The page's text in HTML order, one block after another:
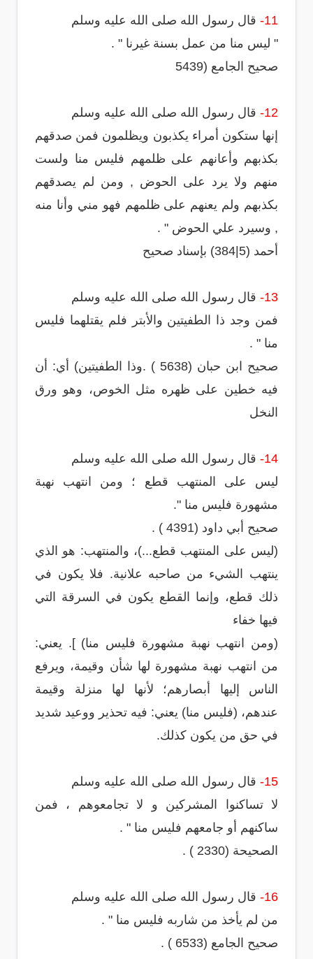
11-
قال رسول الله صلى الله عليه وسلم
" ليس منا من عمل بسنة غيرنا " .
صحيح الجامع (5439
12-
قال رسول الله صلى الله عليه وسلم
إنها ستكون أمراء يكذبون ويظلمون فمن صدقهم
بكذبهم وأعانهم على ظلمهم فليس منا ولست
منهم ولا يرد على الحوض , ومن لم يصدقهم
بكذبهم ولم يعنهم على ظلمهم فهو مني وأنا منه
, وسيرد علي الحوض " .
أحمد (5|384) بإسناد صحيح
13-
قال رسول الله صلى الله عليه وسلم
فمن وجد ذا الطفيتين والأبتر فلم يقتلهما فليس
منا " .
صحيح ابن حبان (5638 ) .وذا الطفيتين) أي: أن
فيه خطين على ظهره مثل الخوص، وهو ورق
النخل
14-
قال رسول الله صلى الله عليه وسلم
ليس على المنتهب قطع ؛ ومن انتهب نهبة
مشهورة فليس منا ".
صحيح أبي داود (4391 ) .
(ليس على المنتهب قطع...)، والمنتهب: هو الذي
ينتهب الشيء من صاحبه علانية. فلا يكون في
ذلك قطع، وإنما القطع يكون في السرقة التي
فيها خفاء
(ومن انتهب نهبة مشهورة فليس منا) ]. يعني:
من انتهب نهبة مشهورة لها شأن وقيمة، ويرفع
الناس إليها أبصارهم؛ لأنها لها منزلة وقيمة
عندهم، (فليس منا) يعني: فيه تحذير ووعيد شديد
في حق من يكون كذلك.
15-
قال رسول الله صلى الله عليه وسلم
لا تساكنوا المشركين و لا تجامعوهم ، فمن
ساكنهم أو جامعهم فليس منا " .
الصحيحة (2330 ) .
16-
قال رسول الله صلى الله عليه وسلم
من لم يأخذ من شاربه فليس منا " .
صحيح الجامع (6533 ) .